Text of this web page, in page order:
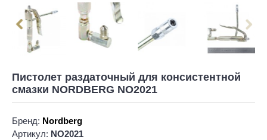
Пистолет раздаточный для консистентной
смазки NORDBERG NO2021
Бренд: Nordberg
Артикул: NO2021